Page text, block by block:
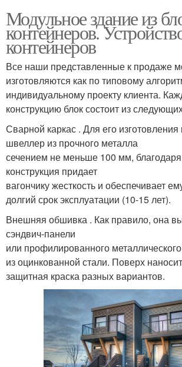
Модульное здание из
контейнеров.
контейнеров
Все наши представленные к продаже
изготовляются как по типовому
индивидуальному проекту клиента.
конструкцию блок состоит из
Сварной каркас . Для его изготовления
швеллер из прочного металла
сечением не меньше 100 мм,
конструкция придает
вагончику жесткость и обеспечивает
долгий срок эксплуатации (10-15 лет).
Внешняя обшивка . Как правило, она
сэндвич-панели
или профилированного
из оцинкованной стали. Поверх
защитная краска разных вариантов.